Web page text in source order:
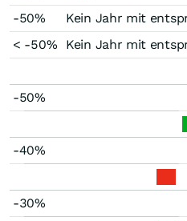
-50%
Kein Jahr mit
< -50%
Kein Jahr mit
-50%
-40%
-30%